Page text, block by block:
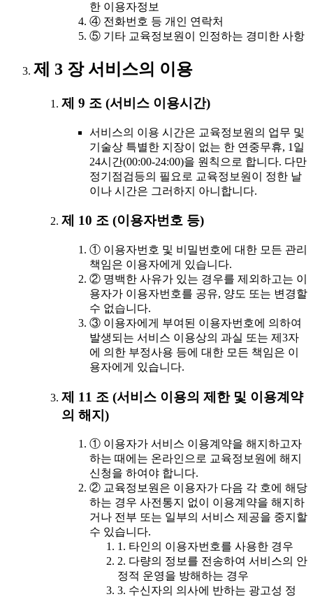
한 이용자정보
④ 전화번호 등 개인 연락처
⑤ 기타 교육정보원이 인정하는 경미한 사항
제 3 장 서비스의 이용
제 9 조 (서비스 이용시간)
서비스의 이용 시간은 교육정보원의 업무 및
기술상 특별한 지장이 없는 한 연중무휴, 1일
24시간(00:00-24:00)을 원칙으로 합니다. 다만
정기점검등의 필요로 교육정보원이 정한 날
이나 시간은 그러하지 아니합니다.
제 10 조 (이용자번호 등)
① 이용자번호 및 비밀번호에 대한 모든 관리
책임은 이용자에게 있습니다.
② 명백한 사유가 있는 경우를 제외하고는 이
용자가 이용자번호를 공유, 양도 또는 변경할
수 없습니다.
③ 이용자에게 부여된 이용자번호에 의하여
발생되는 서비스 이용상의 과실 또는 제3자
에 의한 부정사용 등에 대한 모든 책임은 이
용자에게 있습니다.
제 11 조 (서비스 이용의 제한 및 이용계약
의 해지)
① 이용자가 서비스 이용계약을 해지하고자
하는 때에는 온라인으로 교육정보원에 해지
신청을 하여야 합니다.
② 교육정보원은 이용자가 다음 각 호에 해당
하는 경우 사전통지 없이 이용계약을 해지하
거나 전부 또는 일부의 서비스 제공을 중지할
수 있습니다.
1. 타인의 이용자번호를 사용한 경우
2. 다량의 정보를 전송하여 서비스의 안
정적 운영을 방해하는 경우
3. 수신자의 의사에 반하는 광고성 정